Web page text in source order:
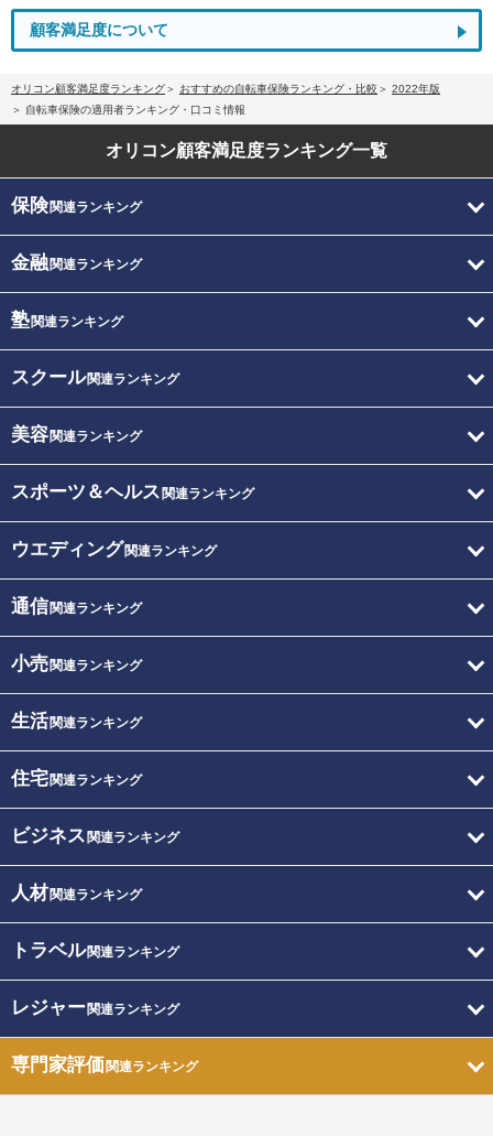
顧客満足度について
オリコン顧客満足度ランキング おすすめの自転車保険ランキング・比較
2022年版
自転車保険の適用者ランキング・口コミ情報
オリコン顧客満足度ランキング一覧
保険関連ランキング
金融関連ランキング
塾関連ランキング
スクール関連ランキング
美容関連ランキング
スポーツ＆ヘルス 関連ランキング
ウエディング関連ランキング
通信関連ランキング
小売関連ランキング
生活関連ランキング
住宅関連ランキング
ビジネス 関連ランキング
人材関連ランキング
トラベル関連ランキング
レジャー関連ランキング
専門家評価関連ランキング